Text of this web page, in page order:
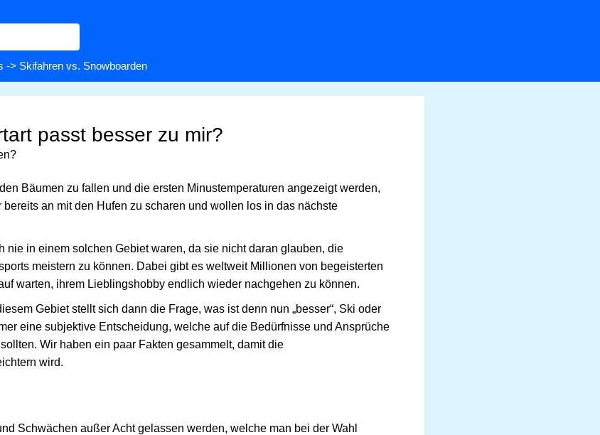
-> Skifahren vs. Snowboarden
passt besser zu mir?
Bäumen zu fallen und die ersten Minustemperaturen angezeigt werden,
an mit den Hufen zu scharen und wollen los in das nächste
nie in einem solchen Gebiet waren, da sie nicht daran glauben, die
meistern zu können. Dabei gibt es weltweit Millionen von begeisterten
warten, ihrem Lieblingshobby endlich wieder nachgehen zu können.
Gebiet stellt sich dann die Frage, was ist denn nun „besser“, Ski oder
eine subjektive Entscheidung, welche auf die Bedürfnisse und Ansprüche
Wir haben ein paar Fakten gesammelt, damit die
wird.
Schwächen außer Acht gelassen werden, welche man bei der Wahl